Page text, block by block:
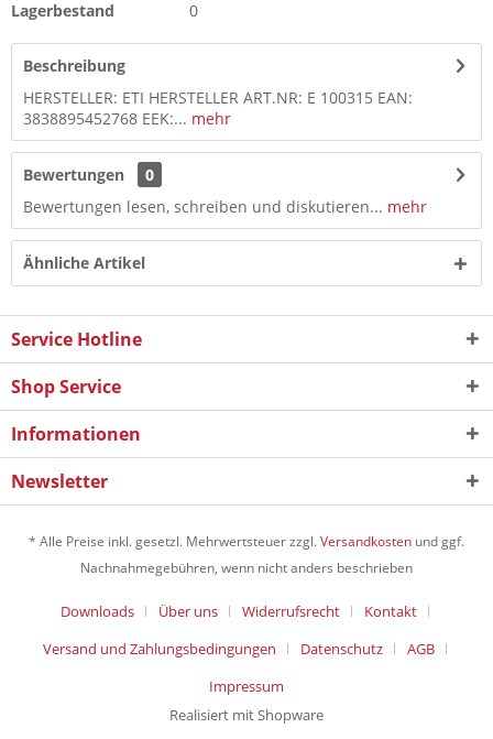
Lagerbestand
0
Beschreibung
HERSTELLER: ETI HERSTELLER ART.NR: E 100315 EAN:
3838895452768 EEK:... mehr
Bewertungen
0
Bewertungen lesen, schreiben und diskutieren... mehr
Ähnliche Artikel
Service Hotline
Shop Service
Informationen
Newsletter
* Alle Preise inkl. gesetzl. Mehrwertsteuer zzgl.Versandkosten und ggf.
Nachnahmegebühren, wenn nicht anders beschrieben
Downloads Über uns Widerrufsrecht
Kontakt
Versand und Zahlungsbedingungen
Datenschutz
AGB
Impressum
Realisiert mit Shopware